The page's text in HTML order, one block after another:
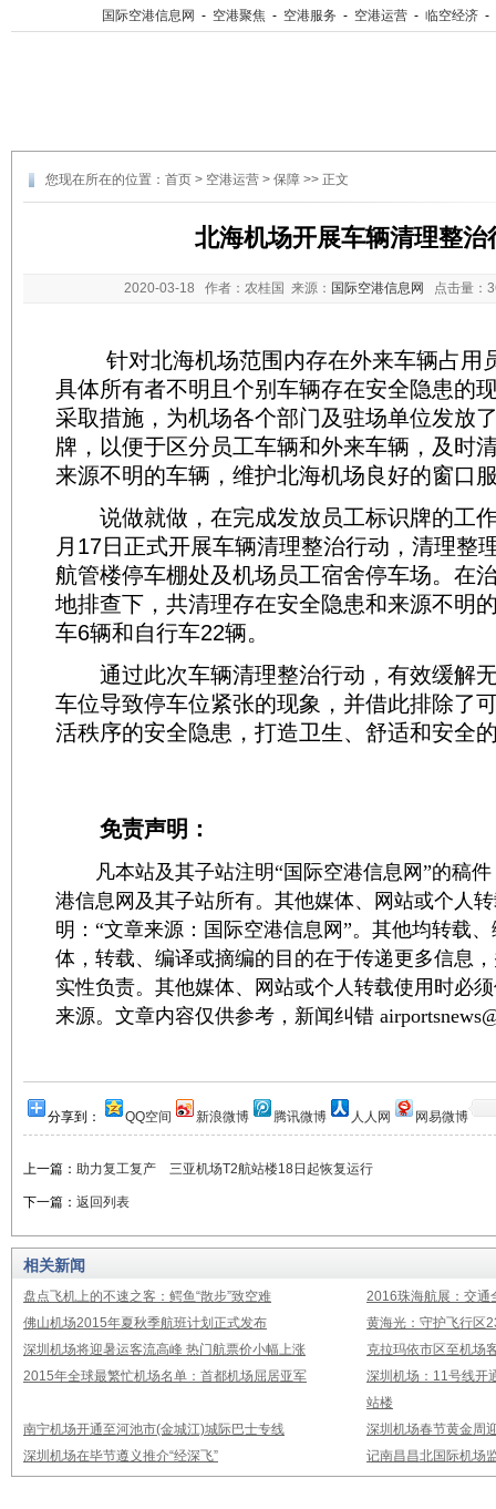
国际空港信息网 - 空港聚焦 - 空港服务 - 空港运营 - 临空经济 -
您现在所在的位置： 首页 > 空港运营 > 保障 >> 正文
北海机场开展车辆清理整治
2020-03-18 作者：农桂国 来源： 国际空港信息网 点击量：
针对北海机场范围内存在外来车辆占用
具体所有者不明且个别车辆存在安全隐患的
采取措施，为机场各个部门及驻场单位发放
牌，以便于区分员工车辆和外来车辆，及时
来源不明的车辆，维护北海机场良好的窗口
说做就做，在完成发放员工标识牌的工
月17日正式开展车辆清理整治行动，清理整
航管楼停车棚处及机场员工宿舍停车场。在
地排查下，共清理存在安全隐患和来源不明
车6辆和自行车22辆。
通过此次车辆清理整治行动，有效缓解
车位导致停车位紧张的现象，并借此排除了
活秩序的安全隐患，打造卫生、舒适和安全
免责声明：
凡本站及其子站注明“国际空港信息网”的稿件
港信息网及其子站所有。其他媒体、网站或个人
明：“文章来源：国际空港信息网”。其他均转载
体，转载、编译或摘编的目的在于传递更多信息
实性负责。其他媒体、网站或个人转载使用时必
来源。文章内容仅供参考，新闻纠错
分享到： QQ空间 新浪微博 腾讯微博 人人网 网易微博
上一篇： 助力复工复产 三亚机场T2航站楼18日起恢复运行
下一篇： 返回列表
相关新闻
盘点飞机上的不速之客：鳄鱼“散步”致空难
2016珠海航展：交通
佛山机场2015年夏秋季航班计划正式发布
黄海光：守护飞行区
深圳机场将迎暑运客流高峰 热门航票价小幅上涨
克拉玛依市区至机场
2015年全球最繁忙机场名单：首都机场屈居亚军
深圳机场：11号线开
站楼
南宁机场开通至河池市(金城江)城际巴士专线
深圳机场春节黄金周
深圳机场在毕节遵义推介“经深飞”
记南昌昌北国际机场